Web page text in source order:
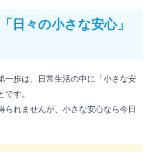
々の小さな安心」
一歩は、日常生活の中に「小さな安
す。
られませんが、小さな安心なら今日